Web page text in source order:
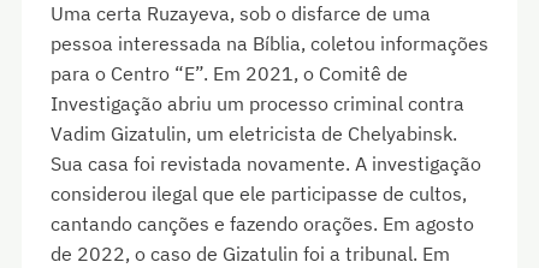
Uma certa Ruzayeva, sob o disfarce de uma
pessoa interessada na Bíblia, coletou informações
para o Centro “E”. Em 2021, o Comitê de
Investigação abriu um processo criminal contra
Vadim Gizatulin, um eletricista de Chelyabinsk.
Sua casa foi revistada novamente. A investigação
considerou ilegal que ele participasse de cultos,
cantando canções e fazendo orações. Em agosto
de 2022, o caso de Gizatulin foi a tribunal. Em